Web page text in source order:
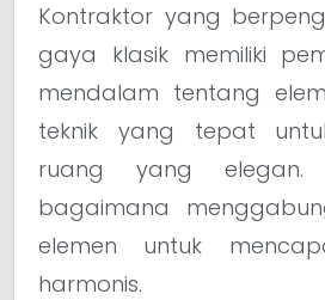
Kontraktor yang
gaya klasik memiliki
mendalam tentang
teknik yang tepat
ruang yang elegan.
bagaimana
elemen untuk
harmonis.